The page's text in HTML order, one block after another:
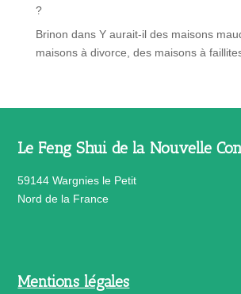
?
Brinon dans Y aurait-il des maisons
maisons à divorce, des maisons à
Le Feng Shui de la Nouvelle
59144 Wargnies le Petit
Nord de la France
Mentions légales